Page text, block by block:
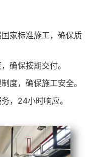
家标准施工，确保质
确保按期交付。
度，确保施工安全。
，24小时响应。